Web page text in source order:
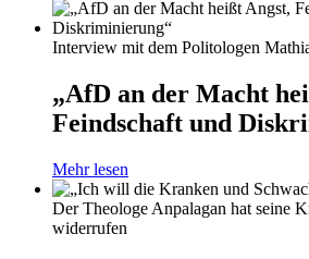
Interview mit dem Politologen
„AfD an der Macht
Feindschaft und
Mehr lesen
Der Theologe Anpalagan hat seine
widerrufen